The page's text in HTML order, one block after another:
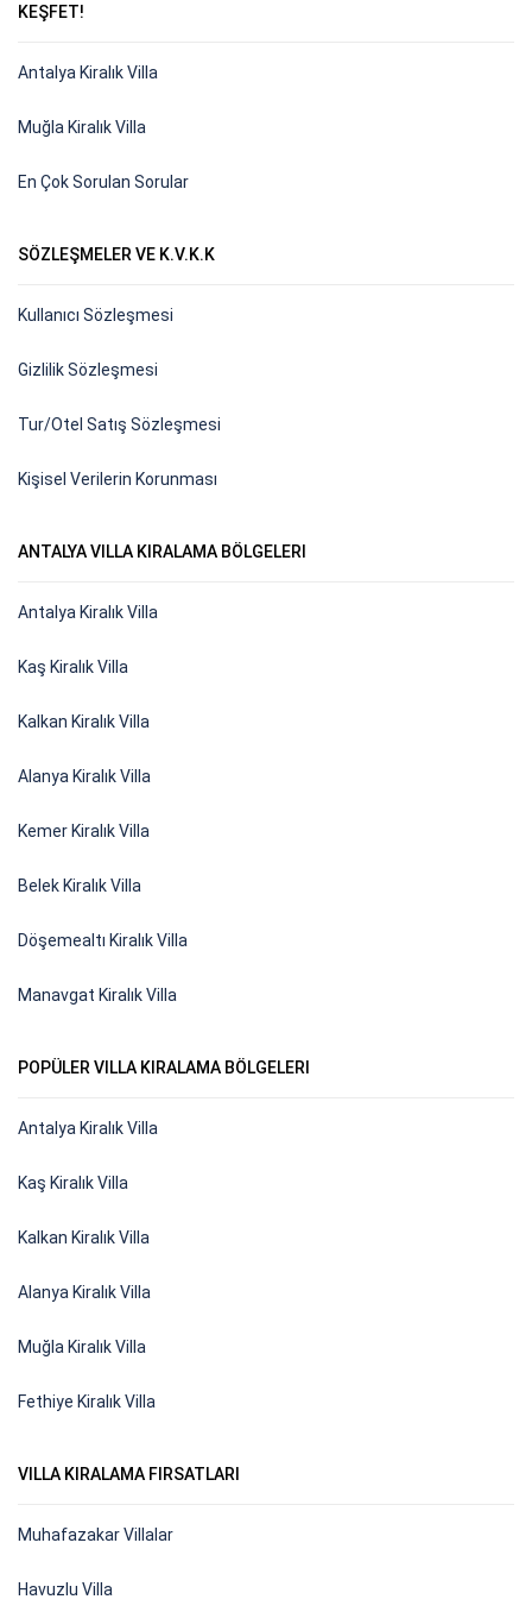
KEŞFET!
Antalya Kiralık Villa
Muğla Kiralık Villa
En Çok Sorulan Sorular
SÖZLEŞMELER VE K.V.K.K
Kullanıcı Sözleşmesi
Gizlilik Sözleşmesi
Tur/Otel Satış Sözleşmesi
Kişisel Verilerin Korunması
ANTALYA VILLA KIRALAMA BÖLGELERI
Antalya Kiralık Villa
Kaş Kiralık Villa
Kalkan Kiralık Villa
Alanya Kiralık Villa
Kemer Kiralık Villa
Belek Kiralık Villa
Döşemealtı Kiralık Villa
Manavgat Kiralık Villa
POPÜLER VILLA KIRALAMA BÖLGELERI
Antalya Kiralık Villa
Kaş Kiralık Villa
Kalkan Kiralık Villa
Alanya Kiralık Villa
Muğla Kiralık Villa
Fethiye Kiralık Villa
VILLA KIRALAMA FIRSATLARI
Muhafazakar Villalar
Havuzlu Villa